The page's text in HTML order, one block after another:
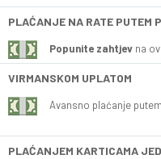
PLAĆANJE NA RATE PUTEM
Popunite zahtjev na
VIRMANSKOM UPLATOM
Avansno plaćanje
PLAĆANJEM KARTICAMA